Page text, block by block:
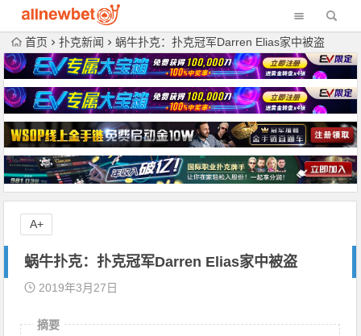
首页 扑克新闻 蜗牛扑克：扑克冠军Darren Elias家中被盗
蜗牛扑克：扑克冠军Darren Elias家中被盗
2019年3月27日
摘要
A+